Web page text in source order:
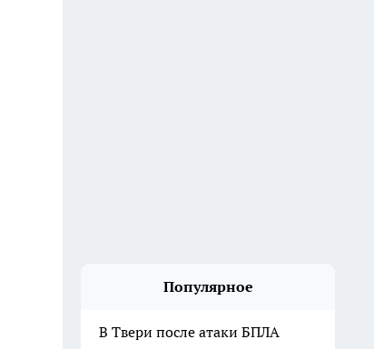
Популярное
В Твери после атаки БПЛА